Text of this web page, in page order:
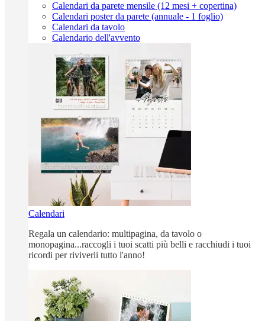
Calendari da parete mensile (12 mesi + copertina)
Calendari poster da parete (annuale - 1 foglio)
Calendari da tavolo
Calendario dell'avvento
Calendari
Regala un calendario: multipagina, da tavolo o
monopagina...raccogli i tuoi scatti più belli e racchiudi i tuoi
ricordi per riviverli tutto l'anno!